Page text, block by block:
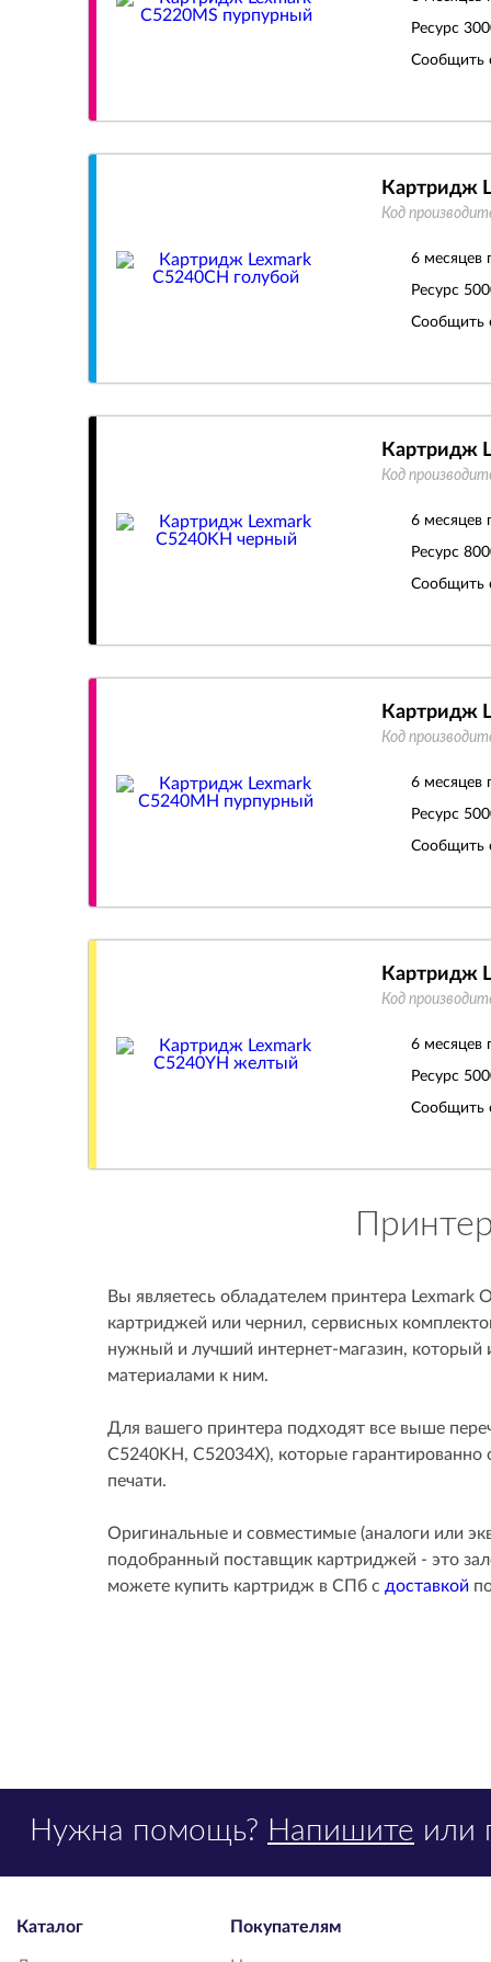
Ресурс
Сообщить
Картридж
Код
6 месяцев
Ресурс
Сообщить
Картридж
Код
6 месяцев
Ресурс
Сообщить
Картридж
Код
6 месяцев
Ресурс
Сообщить
Картридж
Код
6 месяцев
Ресурс
Сообщить
Вы являетесь обладателем принтера
картриджей или чернил, сервисных
нужный и лучший интернет-магазин,
материалами к ним.
Для вашего принтера подходят все выше
C5240KH, C52034X), которые
печати.
Оригинальные и совместимые (аналоги или
подобранный поставщик картриджей - это
можете купить картридж в СПб с доставкой
Нужна помощь? Напишите или
Каталог Покупателям